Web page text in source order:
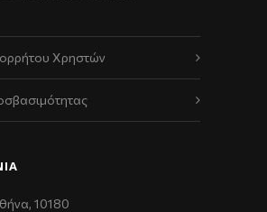
Χρηστών
10180